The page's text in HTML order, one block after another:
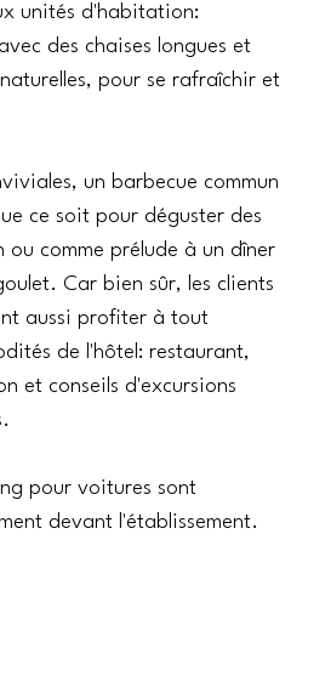
unités d'habitation:
des chaises longues et
pour se rafraîchir et
un barbecue commun
ce soit pour déguster des
ou comme prélude à un dîner
Car bien sûr, les clients
aussi profiter à tout
de l'hôtel: restaurant,
et conseils d'excursions
pour voitures sont
devant l'établissement.